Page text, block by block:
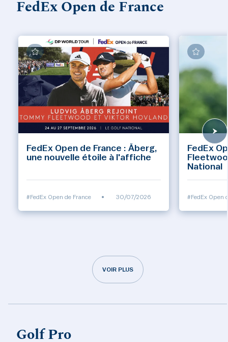
FedEx Open de France
FedEx Open de France : Åberg,
une nouvelle étoile à l'affiche
#FedEx Open de France • 30/07/2026
FedEx
National
#FedEx Open
VOIR PLUS
Golf Pro